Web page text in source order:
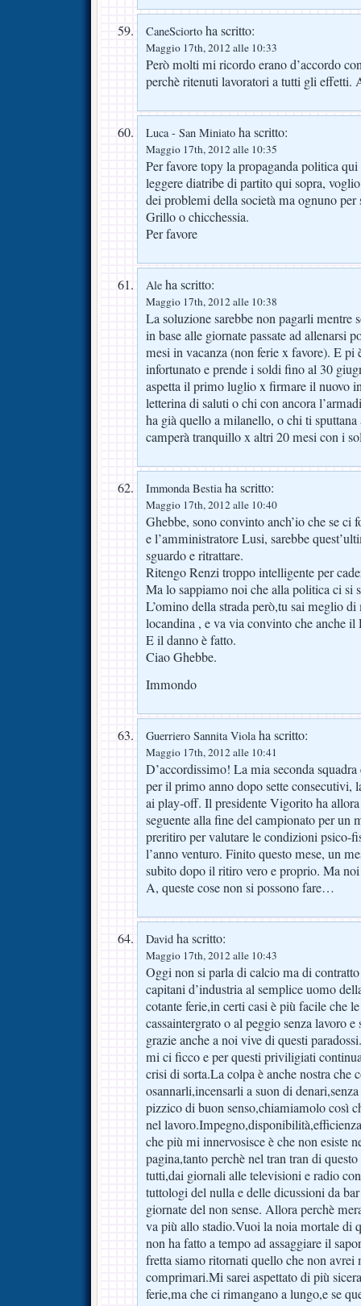
CaneSciorto ha scritto:
Maggio 17th, 2012 alle 10:33
Però molti mi ricordo erano d’accordo
perchè ritenuti lavoratori a tutti gli effetti.
Luca - San Miniato ha scritto:
Maggio 17th, 2012 alle 10:35
Per favore topy la propaganda politica
leggere diatribe di partito qui sopra,
dei problemi della società ma ognuno per
Grillo o chicchessia.
Per favore
Ale ha scritto:
Maggio 17th, 2012 alle 10:38
La soluzione sarebbe non pagarli mentre
in base alle giornate passate ad allenarsi
mesi in vacanza (non ferie x favore). E pi
infortunato e prende i soldi fino al 30
aspetta il primo luglio x firmare il nuovo
letterina di saluti o chi con ancora
ha già quello a milanello, o chi ti
camperà tranquillo x altri 20 mesi con i
Immonda Bestiaha scritto:
Maggio 17th, 2012 alle 10:40
Ghebbe, sono convinto anch’io che se ci
e l’amministratore Lusi, sarebbe
sguardo e ritrattare.
Ritengo Renzi troppo intelligente per
Ma lo sappiamo noi che alla politica ci si
L’omino della strada però,tu sai meglio di
locandina , e va via convinto che anche
E il danno è fatto.
Ciao Ghebbe.
Immondo
Guerriero Sannita Violaha scritto:
Maggio 17th, 2012 alle 10:41
D’accordissimo! La mia seconda
per il primo anno dopo sette consecutivi,
ai play-off. Il presidente Vigorito ha
seguente alla fine del campionato per un
preritiro per valutare le condizioni psico-
l’anno venturo. Finito questo mese, un
subito dopo il ritiro vero e proprio. Ma
A, queste cose non si possono fare…
David ha scritto:
Maggio 17th, 2012 alle 10:43
Oggi non si parla di calcio ma di
capitani d’industria al semplice uomo
cotante ferie,in certi casi è più facile che
cassaintergrato o al peggio senza lavoro
grazie anche a noi vive di questi
mi ci ficco e per questi priviligiati
crisi di sorta.La colpa è anche nostra che
osannarli,incensarli a suon di
pizzico di buon senso,chiamiamolo così
nel
che più mi innervosisce è che non esiste
pagina,tanto perchè nel tran tran di
tutti,dai giornali alle televisioni e radio
tuttologi del nulla e delle dicussioni da
giornate del non sense. Allora perchè
va più allo stadio.Vuoi la noia mortale di
non ha fatto a tempo ad assaggiare il
fretta siamo ritornati quello che non avrei
comprimari.Mi sarei aspettato di più
ferie,ma che ci rimangano a lungo,e se